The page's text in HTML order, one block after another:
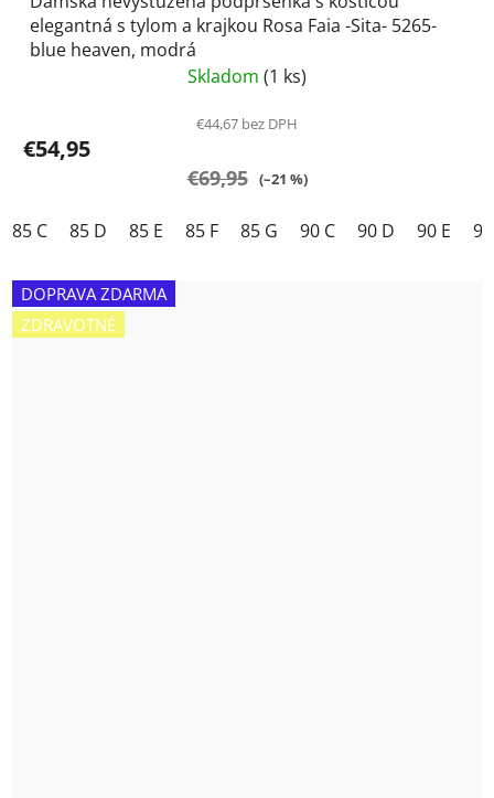
elegantná s tylom a krajkou Rosa Faia -Sita- 5265-
blue heaven, modrá
Skladom (1 ks)
€44,67 bez DPH
€54,95
€69,95 (–21 %)
85 C 85 D 85 E 85 F 85 G 90 C 90 D 90 E
DOPRAVA ZDARMA
ZDRAVOTNÉ